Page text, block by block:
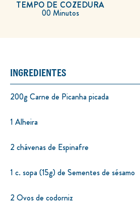
00 Minutos
TEMPO DE COZEDURA
INGREDIENTES
200g Carne de Picanha picada
1 Alheira
2 chávenas de Espinafre
1 c. sopa (15g) de Sementes de sésamo
2 Ovos de codorniz